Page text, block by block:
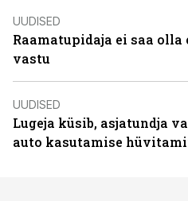
UUDISED
Raamatupidaja ei saa
vastu
UUDISED
Lugeja küsib, asjatundja
auto kasutamise